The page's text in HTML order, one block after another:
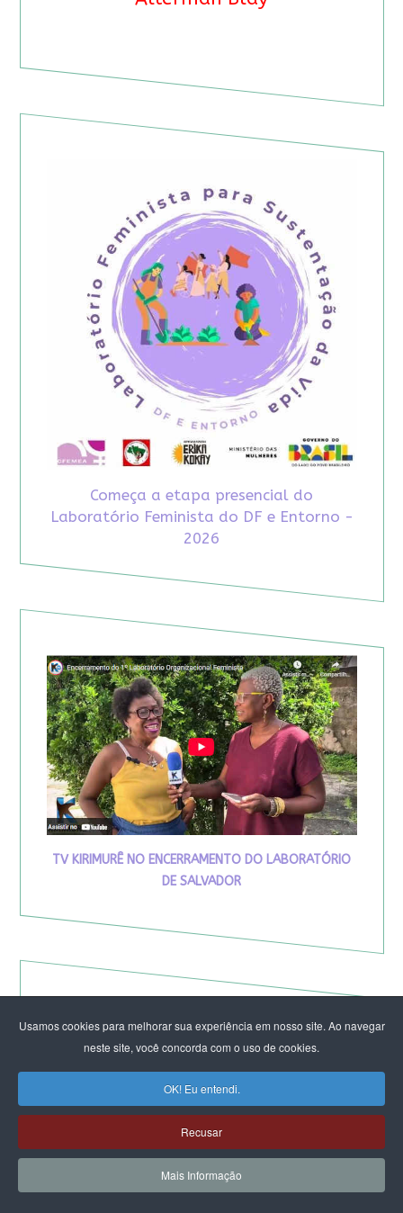
Usamos cookies para melhorar sua experiência em nosso site. Ao navegar
neste site, você concorda com o uso de cookies.
OK! Eu entendi.
Recusar
Mais Informação
Começa a etapa presencial do
Laboratório Feminista do DF e Entorno -
2026
TV KIRIMURÊ NO ENCERRAMENTO DO LABORATÓRIO
DE SALVADOR
Eleição de Erika Hilton para